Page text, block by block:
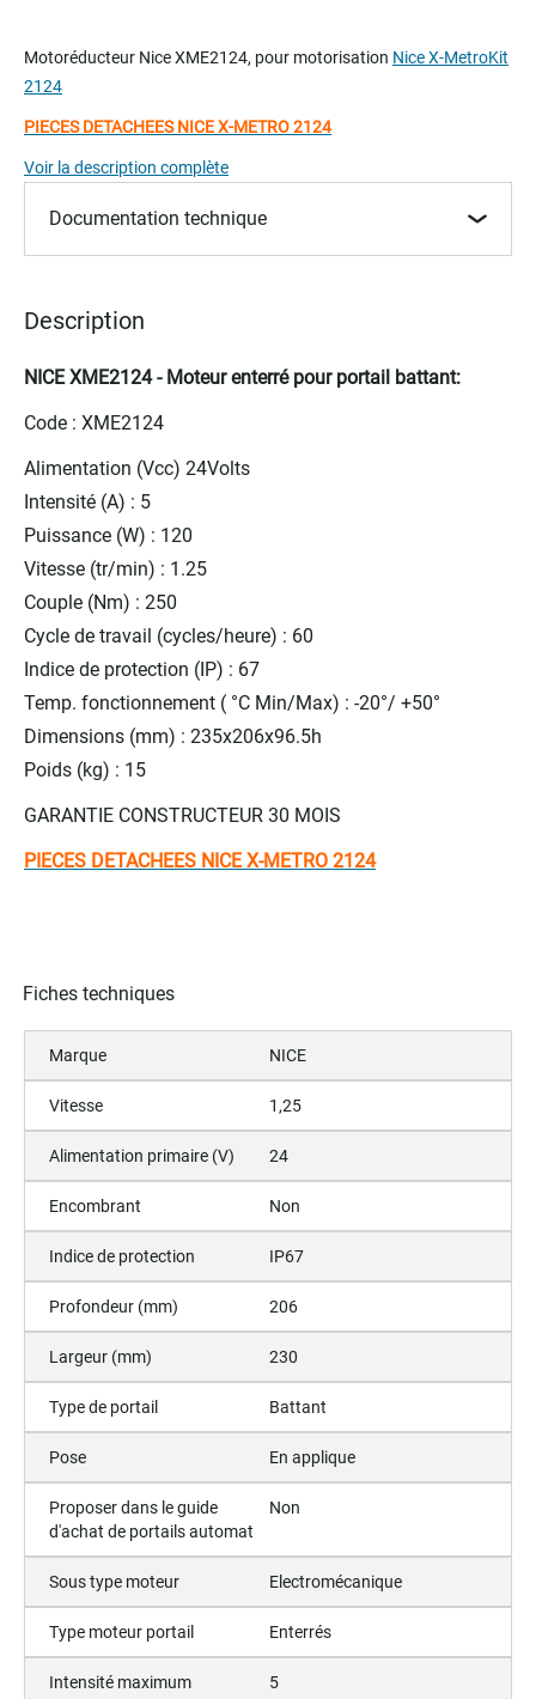
to
the
beginning
of
images
Motoréducteur Nice XME2124, pour motorisation Nice X-MetroKit
2124
PIECES DETACHEES NICE X-METRO 2124
Voir la description complète
Documentation technique
Description
NICE XME2124 - Moteur enterré pour portail battant:
Code : XME2124
Alimentation (Vcc) 24Volts
Intensité (A) : 5
Puissance (W) : 120
Vitesse (tr/min) : 1.25
Couple (Nm) : 250
Cycle de travail (cycles/heure) : 60
Indice de protection (IP) : 67
Temp. fonctionnement ( °C Min/Max) : -20°/ +50°
Dimensions (mm) : 235x206x96.5h
Poids (kg) : 15
GARANTIE CONSTRUCTEUR 30 MOIS
PIECES DETACHEES NICE X-METRO 2124
Fiches techniques
Marque NICE
Vitesse 1,25
Alimentation primaire (V) 24
Encombrant Non
Indice de protection IP67
Profondeur (mm) 206
Largeur (mm) 230
Type de portail Battant
Pose En applique
Proposer dans le guide
d'achat de portails automat
Non
Sous type moteur Electromécanique
Type moteur portail Enterrés
Intensité maximum
5